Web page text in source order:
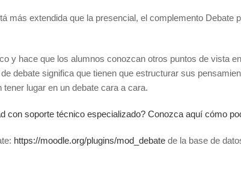
más extendida que la presencial, el complemento
y hace que los alumnos conozcan otros puntos de vista
debate significa que tienen que estructurar sus
lugar en un debate cara a cara.
con soporte técnico especializado? Conozca aquí cómo
https://moodle.org/plugins/mod_debate de la base de